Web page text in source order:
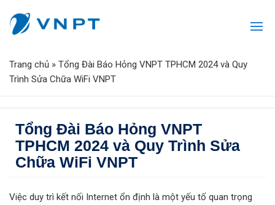
Trang chủ » Tổng Đài Báo Hỏng VNPT TPHCM 2024 và Quy
Trình Sửa Chữa WiFi VNPT
Tổng Đài Báo Hỏng VNPT
TPHCM 2024 và Quy Trình Sửa
Chữa WiFi VNPT
Việc duy trì kết nối Internet ổn định là một yếu tố quan trọng